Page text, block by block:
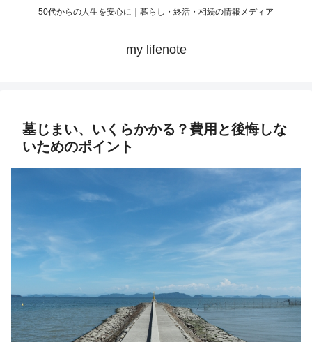
50代からの人生を安心に｜暮らし・終活・相続の情報メディア
my lifenote
墓じまい、いくらかかる？費用と後悔しな
いためのポイント